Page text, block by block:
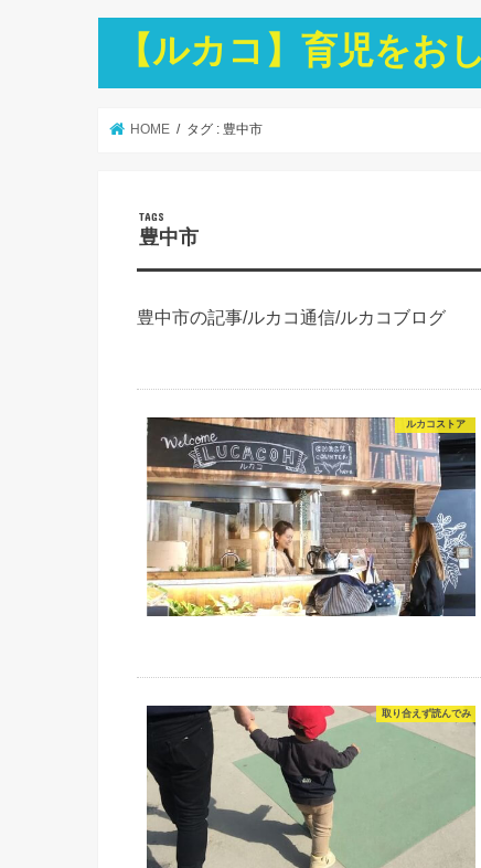
【ルカコ】育児をお
HOME タグ : 豊中市
豊中市
豊中市の記事/ルカコ通信/ルカコブログ
ルカコストア
取り合えず読んでみ